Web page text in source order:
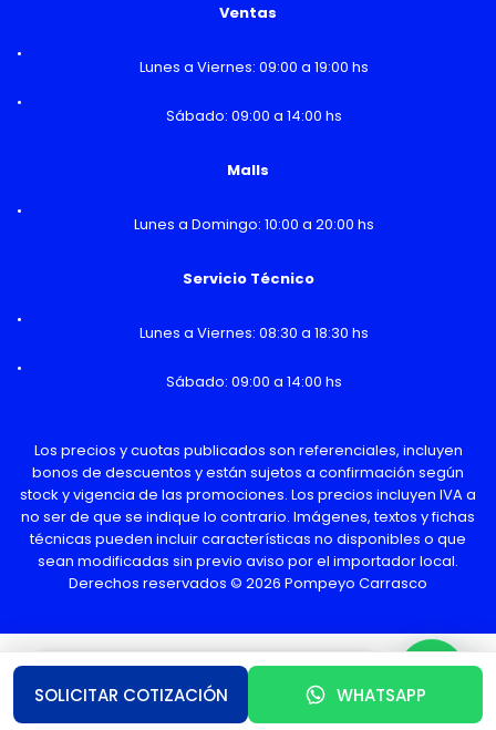
Ventas
Lunes a Viernes: 09:00 a 19:00 hs
Sábado: 09:00 a 14:00 hs
Malls
Lunes a Domingo: 10:00 a 20:00 hs
Servicio Técnico
Lunes a Viernes: 08:30 a 18:30 hs
Sábado: 09:00 a 14:00 hs
Los precios y cuotas publicados son referenciales, incluyen
bonos de descuentos y están sujetos a confirmación según
stock y vigencia de las promociones. Los precios incluyen IVA a
no ser de que se indique lo contrario. Imágenes, textos y fichas
técnicas pueden incluir características no disponibles o que
sean modificadas sin previo aviso por el importador local.
Derechos reservados © 2026 Pompeyo Carrasco
¿Necesitas Ayuda o mas información?
SOLICITAR COTIZACIÓN WHATSAPP